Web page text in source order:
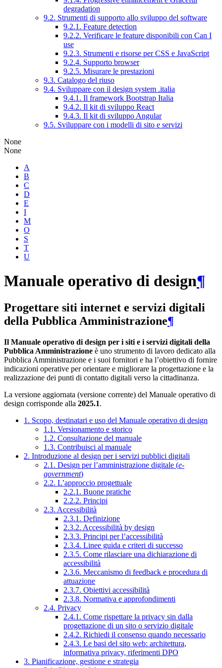
degradation
9.2. Strumenti di supporto allo sviluppo del software
9.2.1. Feature detection
9.2.2. Verificare le feature disponibili con Can I
use
9.2.3. Strumenti e risorse per CSS e JavaScript
9.2.4. Supporto browser
9.2.5. Misurare le prestazioni
9.3. Catalogo del riuso
9.4. Sviluppare con il design system .italia
9.4.1. Il framework Bootstrap Italia
9.4.2. Il kit di sviluppo React
9.4.3. Il kit di sviluppo Angular
9.5. Sviluppare con i modelli di sito e servizi
None
None
A
B
C
D
E
I
M
O
S
T
U
Manuale operativo di design¶
Progettare siti internet e servizi digitali
della Pubblica Amministrazione¶
Il Manuale operativo di design per i siti e i servizi digitali della
Pubblica Amministrazione è uno strumento di lavoro dedicato alla
Pubblica Amministrazione e i suoi fornitori e ha l’obiettivo di fornire
indicazioni operative per orientare e migliorare la progettazione e la
realizzazione dei punti di contatto digitali verso la cittadinanza.
La versione aggiornata (versione corrente) del Manuale operativo di
design corrisponde alla 2025.1.
1. Scopo, destinatari e uso del Manuale operativo di design
1.1. Versionamento e storico
1.2. Consultazione del manuale
1.3. Contribuisci al manuale
2. Introduzione al design per i servizi pubblici digitali
2.1. Design per l’amministrazione digitale (e-
government)
2.2. L’approccio progettuale
2.2.1. Buone pratiche
2.2.2. Principi
2.3. Accessibilità
2.3.1. Definizione
2.3.2. Accessibilità by design
2.3.3. Principi per l’accessibilità
2.3.4. Linee guida e criteri di successo
2.3.5. Come rilasciare una dichiarazione di
accessibilità
2.3.6. Meccanismo di feedback e procedura di
attuazione
2.3.7. Obiettivi accessibilità
2.3.8. Normativa e approfondimenti
2.4. Privacy
2.4.1. Come rispettare la privacy sin dalla
progettazione di un sito o servizio digitale
2.4.2. Richiedi il consenso quando necessario
2.4.3. Le basi del sito web: architettura,
informativa privacy, riferimenti DPO
3. Pianificazione, gestione e strategia